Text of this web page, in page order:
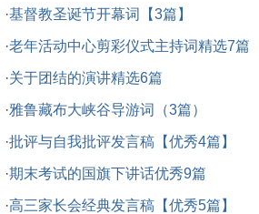
·基督教圣诞节开幕词【3篇】
·老年活动中心剪彩仪式主持词精选7篇
·关于团结的演讲精选6篇
·雅鲁藏布大峡谷导游词（3篇）
·批评与自我批评发言稿【优秀4篇】
·期末考试的国旗下讲话优秀9篇
·高三家长会经典发言稿【优秀5篇】